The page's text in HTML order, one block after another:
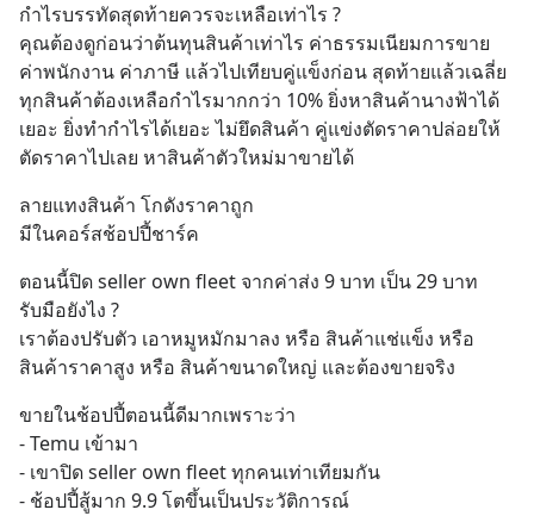
กำไรบรรทัดสุดท้ายควรจะเหลือเท่าไร ?
คุณต้องดูก่อนว่าต้นทุนสินค้าเท่าไร ค่าธรรมเนียมการขาย
ค่าพนักงาน ค่าภาษี แล้วไปเทียบคู่แข็งก่อน สุดท้ายแล้วเฉลี่ย
ทุกสินค้าต้องเหลือกำไรมากกว่า 10% ยิ่งหาสินค้านางฟ้าได้
เยอะ ยิ่งทำกำไรได้เยอะ ไม่ยึดสินค้า คู่แข่งตัดราคาปล่อยให้
ตัดราคาไปเลย หาสินค้าตัวใหม่มาขายได้
ลายแทงสินค้า โกดังราคาถูก
มีในคอร์สช้อปปี้ชาร์ค
ตอนนี้ปิด seller own fleet จากค่าส่ง 9 บาท เป็น 29 บาท
รับมือยังไง ?
เราต้องปรับตัว เอาหมูหมักมาลง หรือ สินค้าแช่แข็ง หรือ
สินค้าราคาสูง หรือ สินค้าขนาดใหญ่ และต้องขายจริง
ขายในช้อปปี้ตอนนี้ดีมากเพราะว่า
- Temu เข้ามา
- เขาปิด seller own fleet ทุกคนเท่าเทียมกัน
- ช้อปปี้สู้มาก 9.9 โตขึ้นเป็นประวัติการณ์